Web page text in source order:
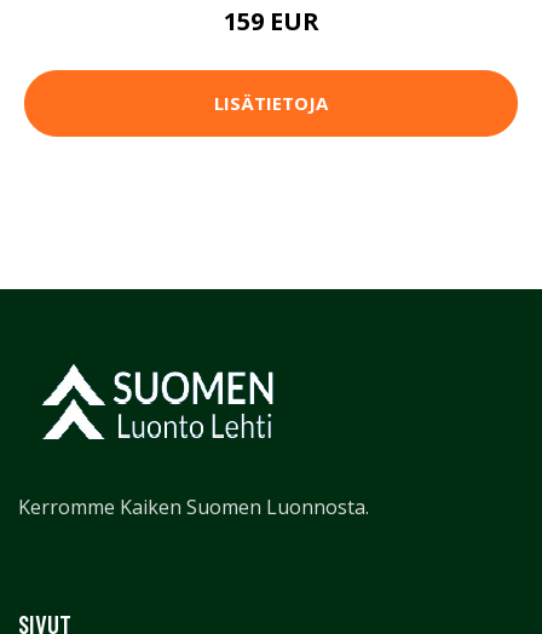
159 EUR
LISÄTIETOJA
Kerromme Kaiken Suomen Luonnosta.
SIVUT